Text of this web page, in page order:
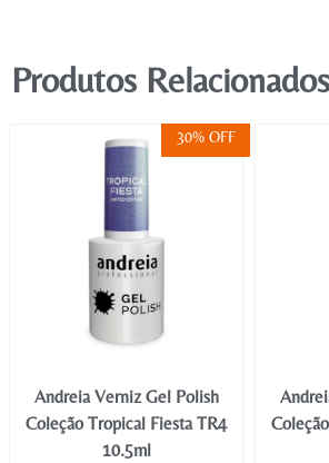
Produtos Relacionados
30% OFF
Andreia Verniz Gel Polish
Coleção Tropical Fiesta TR4
10.5ml